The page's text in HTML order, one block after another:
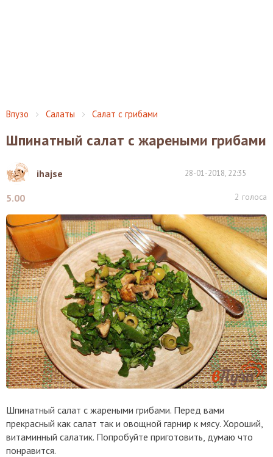
Впузо Салаты Салат с грибами
Шпинатный салат с жареными грибами
ihajse 28-01-2018, 22:35
5.00 2 голоса
Шпинатный салат с жареными грибами. Перед вами
прекрасный как салат так и овощной гарнир к мясу. Хороший,
витаминный салатик. Попробуйте приготовить, думаю что
понравится.